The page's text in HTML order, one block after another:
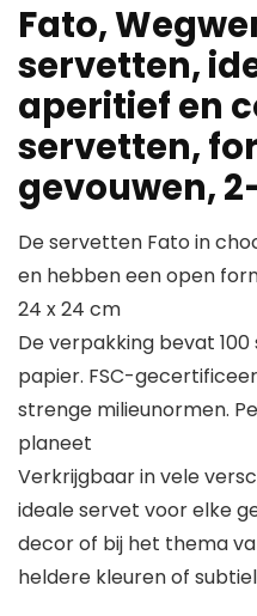
Fato,
servetten,
aperitief en
servetten,
gevouwen,
De servetten Fato in
en hebben een open
24 x 24 cm
De verpakking bevat
papier. FSC-
strenge milieunormen.
planeet
Verkrijgbaar in vele
ideale servet voor elke
decor of bij het thema
heldere kleuren of